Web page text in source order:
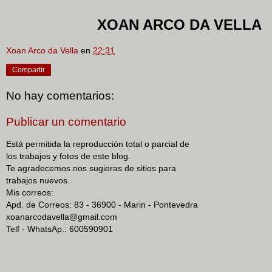
XOAN ARCO DA VELLA
Xoan Arco da Vella en 22:31
Compartir
No hay comentarios:
Publicar un comentario
Está permitida la reproducción total o parcial de
los trabajos y fotos de este blog.
Te agradecemos nos sugieras de sitios para
trabajos nuevos.
Mis correos:
Apd. de Correos: 83 - 36900 - Marin - Pontevedra
xoanarcodavella@gmail.com
Telf - WhatsAp.: 600590901